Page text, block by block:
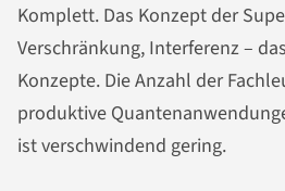
Komplett. Das Konzept der
Verschränkung, Interferenz –
Konzepte. Die Anzahl der
produktive
ist verschwindend gering.